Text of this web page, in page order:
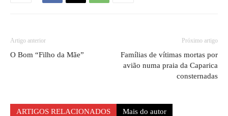
Artigo anterior
O Bom “Filho da Mãe”
Próximo artigo
Famílias de vítimas mortas por
avião numa praia da Caparica
consternadas
ARTIGOS RELACIONADOS Mais do autor